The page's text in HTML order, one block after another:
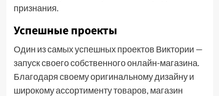
признания.
Успешные проекты
Один из самых успешных проектов Виктории —
запуск своего собственного онлайн-магазина.
Благодаря своему оригинальному дизайну и
широкому ассортименту товаров, магазин